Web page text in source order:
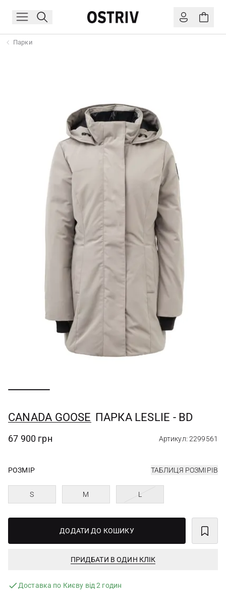
Парки
CANADA GOOSE ПАРКА LESLIE - BD
67 900 грн Артикул: 2299561
РОЗМІР ТАБЛИЦЯ РОЗМІРІВ
S M L
ДОДАТИ ДО КОШИКУ
ПРИДБАТИ В ОДИН КЛІК
Доставка по Києву від 2 годин